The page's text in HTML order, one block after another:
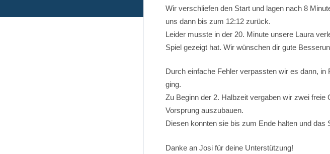
Wir verschliefen den Start und lagen nach 8
uns dann bis zum 12:12 zurück.
Leider musste in der 20. Minute unsere Laura
Spiel gezeigt hat. Wir wünschen dir gute
Durch einfache Fehler verpassten wir es dann,
ging.
Zu Beginn der 2. Halbzeit vergaben wir zwei
Vorsprung auszubauen.
Diesen konnten sie bis zum Ende halten und das
Danke an Josi für deine Unterstützung!